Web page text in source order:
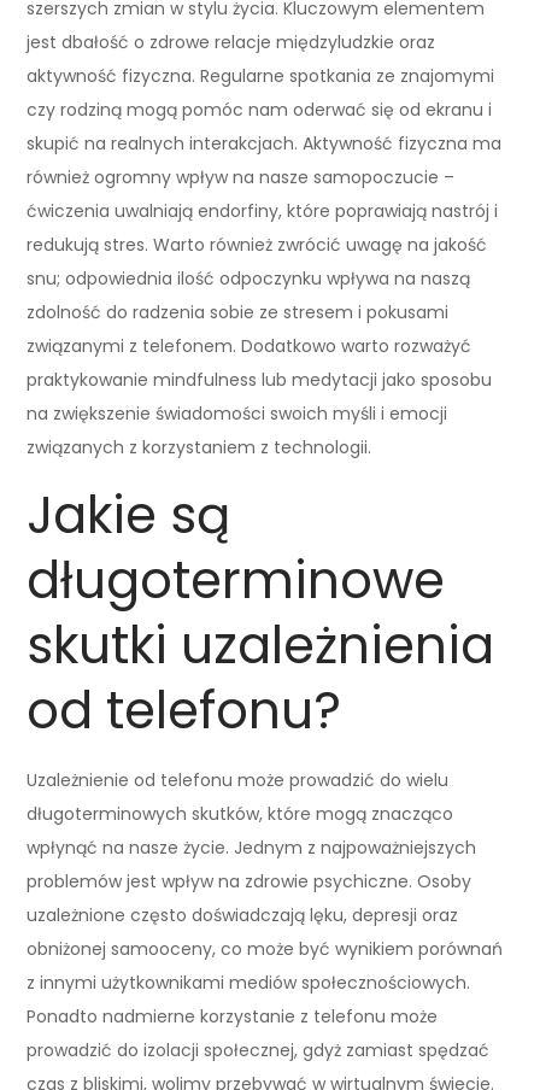
szerszych zmian w stylu życia. Kluczowym elementem
jest dbałość o zdrowe relacje międzyludzkie oraz
aktywność fizyczna. Regularne spotkania ze znajomymi
czy rodziną mogą pomóc nam oderwać się od ekranu i
skupić na realnych interakcjach. Aktywność fizyczna ma
również ogromny wpływ na nasze samopoczucie –
ćwiczenia uwalniają endorfiny, które poprawiają nastrój i
redukują stres. Warto również zwrócić uwagę na jakość
snu; odpowiednia ilość odpoczynku wpływa na naszą
zdolność do radzenia sobie ze stresem i pokusami
związanymi z telefonem. Dodatkowo warto rozważyć
praktykowanie mindfulness lub medytacji jako sposobu
na zwiększenie świadomości swoich myśli i emocji
związanych z korzystaniem z technologii.
Jakie są
długoterminowe
skutki uzależnienia
od telefonu?
Uzależnienie od telefonu może prowadzić do wielu
długoterminowych skutków, które mogą znacząco
wpłynąć na nasze życie. Jednym z najpoważniejszych
problemów jest wpływ na zdrowie psychiczne. Osoby
uzależnione często doświadczają lęku, depresji oraz
obniżonej samooceny, co może być wynikiem porównań
z innymi użytkownikami mediów społecznościowych.
Ponadto nadmierne korzystanie z telefonu może
prowadzić do izolacji społecznej, gdyż zamiast spędzać
czas z bliskimi, wolimy przebywać w wirtualnym świecie.